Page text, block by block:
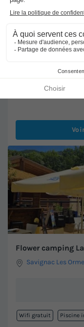
Point Wifi gratuit
GÎTE 4 personnes - T3
Flower camping
Savignac Les
Wifi gratuit Piscine